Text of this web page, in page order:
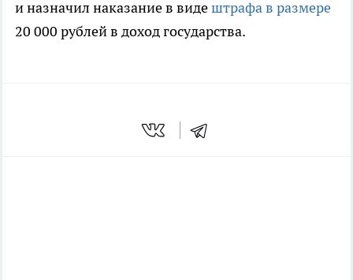
и назначил наказание в видештрафа в размере
20 000 рублей в доход государства.